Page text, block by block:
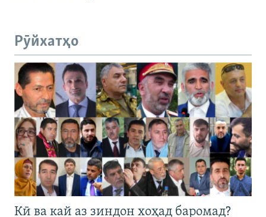
Рӯйхатҳо
Кӣ ва кай аз зиндон хоҳад баромад?